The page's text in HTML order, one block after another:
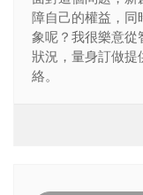
障自己的權益，
象呢？我很樂意從
狀況，量身訂做提
絡。